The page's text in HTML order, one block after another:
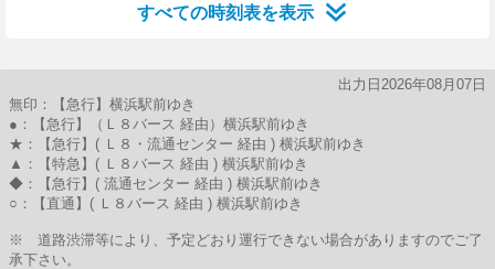
すべての時刻表を表示
出力日2026年08月07日
無印：【急行】横浜駅前ゆき
●：【急行】（Ｌ８バース 経由）横浜駅前ゆき
★：【急行】( Ｌ８・流通センター 経由 ) 横浜駅前ゆき
▲：【特急】( Ｌ８バース 経由 ) 横浜駅前ゆき
◆：【急行】( 流通センター 経由 ) 横浜駅前ゆき
○：【直通】( Ｌ８バース 経由 ) 横浜駅前ゆき
※ 道路渋滞等により、予定どおり運行できない場合がありますのでご了
承下さい。